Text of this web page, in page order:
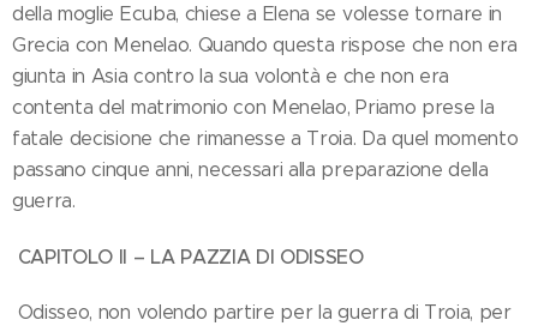
della moglie Ecuba, chiese a Elena se volesse tornare in
Grecia con Menelao. Quando questa rispose che non era
giunta in Asia contro la sua volontà e che non era
contenta del matrimonio con Menelao, Priamo prese la
fatale decisione che rimanesse a Troia. Da quel momento
passano cinque anni, necessari alla preparazione della
guerra.
CAPITOLO II – LA PAZZIA DI ODISSEO
Odisseo, non volendo partire per la guerra di Troia, per